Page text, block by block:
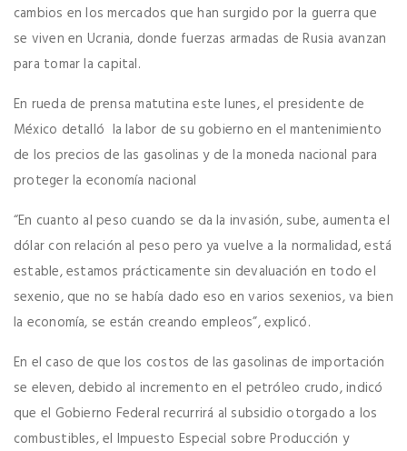
cambios en los mercados que han surgido por la guerra que
se viven en Ucrania, donde fuerzas armadas de Rusia avanzan
para tomar la capital.
En rueda de prensa matutina este lunes, el presidente de
México detalló la labor de su gobierno en el mantenimiento
de los precios de las gasolinas y de la moneda nacional para
proteger la economía nacional
“En cuanto al peso cuando se da la invasión, sube, aumenta el
dólar con relación al peso pero ya vuelve a la normalidad, está
estable, estamos prácticamente sin devaluación en todo el
sexenio, que no se había dado eso en varios sexenios, va bien
la economía, se están creando empleos”, explicó.
En el caso de que los costos de las gasolinas de importación
se eleven, debido al incremento en el petróleo crudo, indicó
que el Gobierno Federal recurrirá al subsidio otorgado a los
combustibles, el Impuesto Especial sobre Producción y